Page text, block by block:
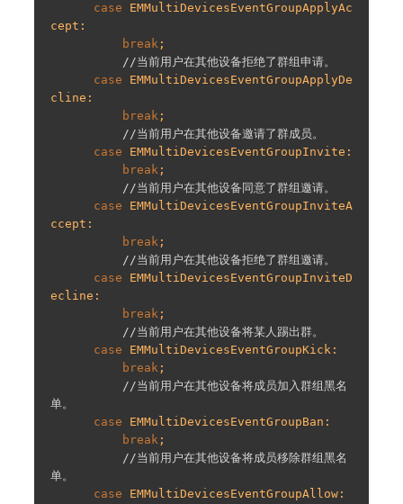
case EMMultiDevicesEventGroupApplyAc
cept:
break ;
//当前⽤户在其他设备拒绝了群组申请。
case EMMultiDevicesEventGroupApplyDe
cline:
break ;
//当前⽤户在其他设备邀请了群成员。
case EMMultiDevicesEventGroupInvite:
break ;
//当前⽤户在其他设备同意了群组邀请。
case EMMultiDevicesEventGroupInviteA
ccept:
break ;
//当前⽤户在其他设备拒绝了群组邀请。
case EMMultiDevicesEventGroupInviteD
ecline:
break ;
//当前⽤户在其他设备将某⼈踢出群。
case EMMultiDevicesEventGroupKick:
break ;
//当前⽤户在其他设备将成员加⼊群组⿊名
单。
case EMMultiDevicesEventGroupBan:
break ;
//当前⽤户在其他设备将成员移除群组⿊名
单。
case EMMultiDevicesEventGroupAllow: